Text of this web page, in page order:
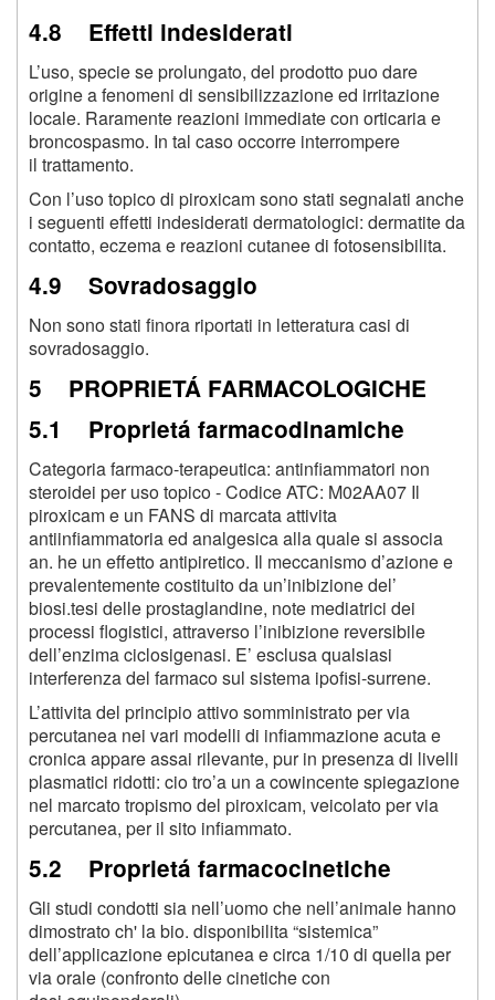
4.8 Effetti indesiderati
L’uso, specie se prolungato, del prodotto puo dare
origine a fenomeni di sensibilizzazione ed irritazione
locale. Raramente reazioni immediate con orticaria e
broncospasmo. In tal caso occorre interrompere
il trattamento.
Con l’uso topico di piroxicam sono stati segnalati anche
i seguenti effetti indesiderati dermatologici: dermatite da
contatto, eczema e reazioni cutanee di fotosensibilita.
4.9 Sovradosaggio
Non sono stati finora riportati in letteratura casi di
sovradosaggio.
5 PROPRIETÁ FARMACOLOGICHE
5.1 Proprietá farmacodinamiche
Categoria farmaco-terapeutica: antinfiammatori non
steroidei per uso topico - Codice ATC: M02AA07 Il
piroxicam e un FANS di marcata attivita
antiinfiammatoria ed analgesica alla quale si associa
an. he un effetto antipiretico. Il meccanismo d’azione e
prevalentemente costituito da un’inibizione del’
biosi.tesi delle prostaglandine, note mediatrici dei
processi flogistici, attraverso l’inibizione reversibile
dell’enzima ciclosigenasi. E’ esclusa qualsiasi
interferenza del farmaco sul sistema ipofisi-surrene.
L’attivita del principio attivo somministrato per via
percutanea nei vari modelli di infiammazione acuta e
cronica appare assai rilevante, pur in presenza di livelli
plasmatici ridotti: cio tro’a un a cowincente spiegazione
nel marcato tropismo del piroxicam, veicolato per via
percutanea, per il sito infiammato.
5.2 Proprietá farmacocinetiche
Gli studi condotti sia nell’uomo che nell’animale hanno
dimostrato ch' la bio. disponibilita “sistemica”
dell’applicazione epicutanea e circa 1/10 di quella per
via orale (confronto delle cinetiche con